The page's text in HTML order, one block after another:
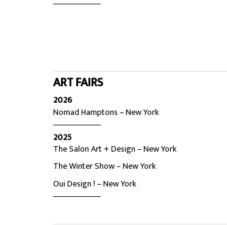
ART FAIRS
2026
Nomad Hamptons – New York
2025
The Salon Art + Design – New York
The Winter Show – New York
Oui Design ! – New York